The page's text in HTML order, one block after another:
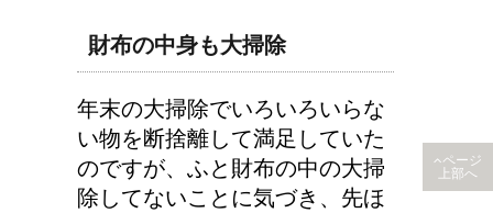
エビ水槽の掃除の仕方
顔にできた脂肪の粒は何
財布の中身も大掃除
年末の大掃除でいろいろいらな
い物を断捨離して満足していた
のですが、ふと財布の中の大掃
除してないことに気づき、先ほ
ページ
上部へ